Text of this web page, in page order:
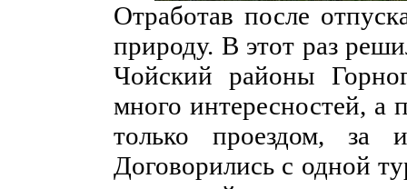
Отработав после
природу. В этот раз
Чойский районы
много интересностей, а
только проездом, за
Договорились с одной